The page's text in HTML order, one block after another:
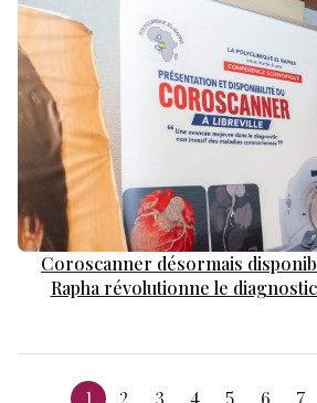
Coroscanner désormais
Rapha révolutionne le
1 2 3 4 5 6 7